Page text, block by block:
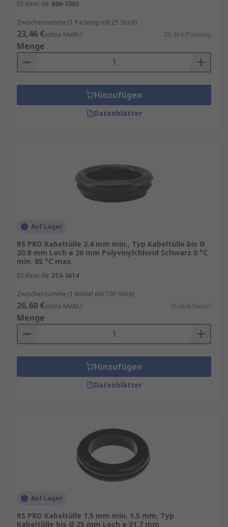
Schneider Electric
und viele mehr
Informationen zur spätesten Bestelluhrzeit für
eine garantierte Lieferung am nächsten Werktag
kostenfreie Lieferung finden Sie auf der
jeweiligen Produktseite. RS ist Ihr
Ansprechpartner für das Bestandsmanagement
Kabelmanagementfinden Sie
weitere Produkte für Ihren Kabelbedarf.
RS Best.-Nr. 666-7365
Zwischensumme (1 Packung mit 25 Stück)
23,46 €(ohne MwSt.) 23,46 €/Packung
Menge
Hinzufügen
Datenblätter
Auf Lager
RS PRO Kabeltülle 2.4 mm min., Typ Kabeltülle bis Ø
20.8 mm Loch ø 26 mm Polyvinylchlorid Schwarz 0 °C
min. 85 °C max.
RS Best.-Nr. 213-3614
Zwischensumme (1 Beutel mit 100 Stück)
26,60 €(ohne MwSt.) 26,60 €/Beutel
Menge
Hinzufügen
Datenblätter
Auf Lager
RS PRO Kabeltülle 1.5 mm min. 1.5 mm, Typ
Kabeltülle bis Ø 25 mm Loch ø 31.7 mm